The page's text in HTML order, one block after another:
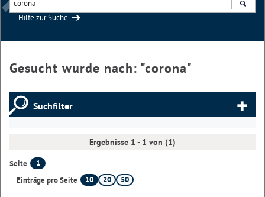
Hilfe zur Suche
Gesucht wurde nach: "corona"
Suchfilter
Ergebnisse 1 - 1 von (1)
Seite
1
Einträge pro Seite
10 20 50